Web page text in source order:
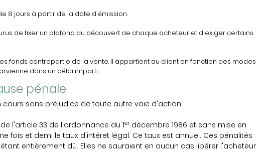
8 jours à partir de la date d'émission.
de fixer un plafond au découvert de chaque acheteur et d'exiger certains
fonds contrepartie de la vente. Il appartient au client en fonction des modes
dans un délai imparti.
pénale
sans préjudice de toute autre voie d'action.
l'article 33 de l'ordonnance du 1er décembre 1986 et sans mise en
et demi le taux d'intêret légal. Ce taux est annuel. Ces pénalités
entièrement dû. Elles ne sauraient en aucun cas libérer l'acheteur